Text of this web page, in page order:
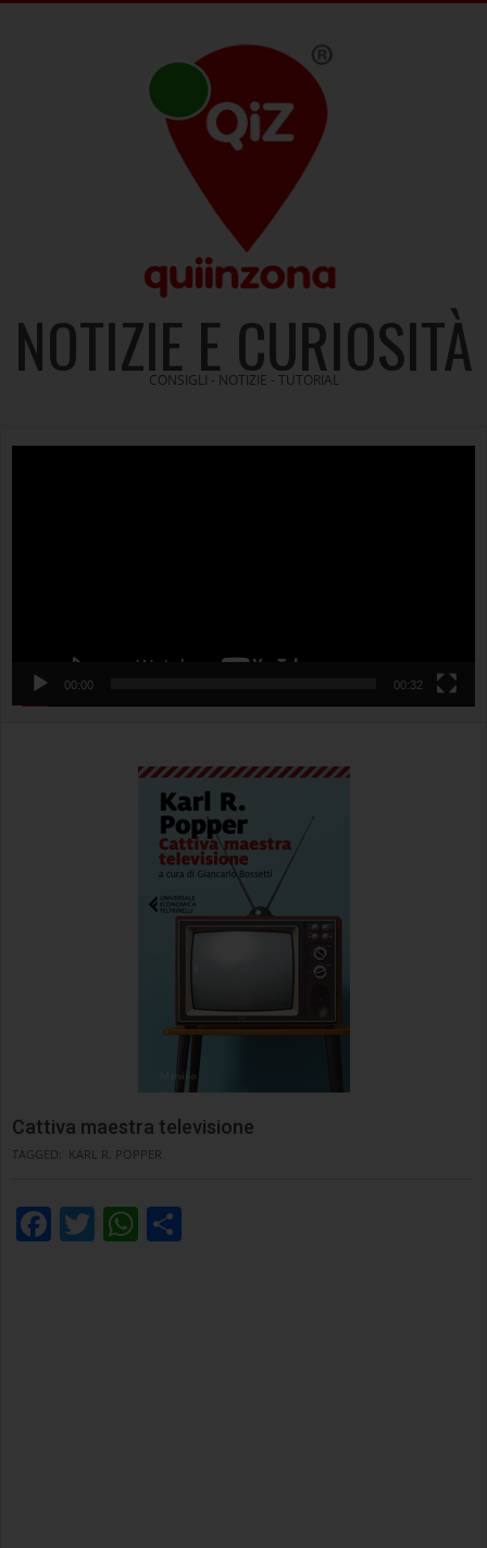
NOTIZIE E CURIOSITÀ
CONSIGLI - NOTIZIE - TUTORIAL
00:00 00:32
Cattiva maestra televisione
TAGGED: KARL R. POPPER
Facebook
TwitterWhatsApp